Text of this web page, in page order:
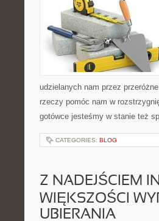
udzielanych nam przez
rzeczy pomóc nam w
gotówce jesteśmy w stanie też
CATEGORIES: BLOG
Z NADEJŚCIEM
WIĘKSZOŚCI
UBIERANIA